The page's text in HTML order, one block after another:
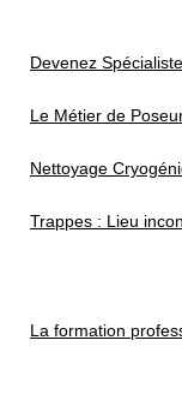
Devenez
Le Métier de
Nettoyage
Trappes : Lieu
La formation